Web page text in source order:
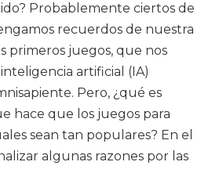
Probablemente ciertos de
recuerdos de nuestra
primeros juegos, que nos
artificial (IA)
Pero, ¿qué es
hace que los juegos para
sean tan populares? En el
algunas razones por las